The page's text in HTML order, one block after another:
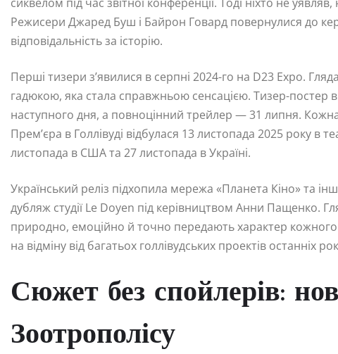
сиквелом під час звітної конференції. Тоді ніхто не
Режисери Джаред Буш і Байрон Говард повернулися до
відповідальність за історію.
Перші тизери з’явилися в серпні 2024-го на D23 Expo.
гадюкою, яка стала справжньою сенсацією. Тизер-
наступного дня, а повноцінний трейлер — 31 липня.
Прем’єра в Голлівуді відбулася 13 листопада 2025 року в
листопада в США та 27 листопада в Україні.
Український реліз підхопила мережа «Планета Кіно» та
дубляж студії Le Doyen під керівництвом Анни Пащенко.
природно, емоційно й точно передають характер
на відміну від багатьох голлівудських проектів останніх
Сюжет без спойлерів:
Зоотрополісу